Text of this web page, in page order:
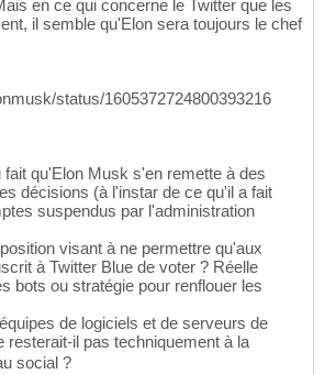
en ce qui concerne le Twitter que les
il semble qu'Elon sera toujours le chef
status/1605372724800393216
qu'Elon Musk s'en remette à des
décisions (à l'instar de ce qu'il a fait
suspendus par l'administration
visant à ne permettre qu'aux
à Twitter Blue de voter ? Réelle
bots ou stratégie pour renflouer les
de logiciels et de serveurs de
resterait-il pas techniquement à la
social ?